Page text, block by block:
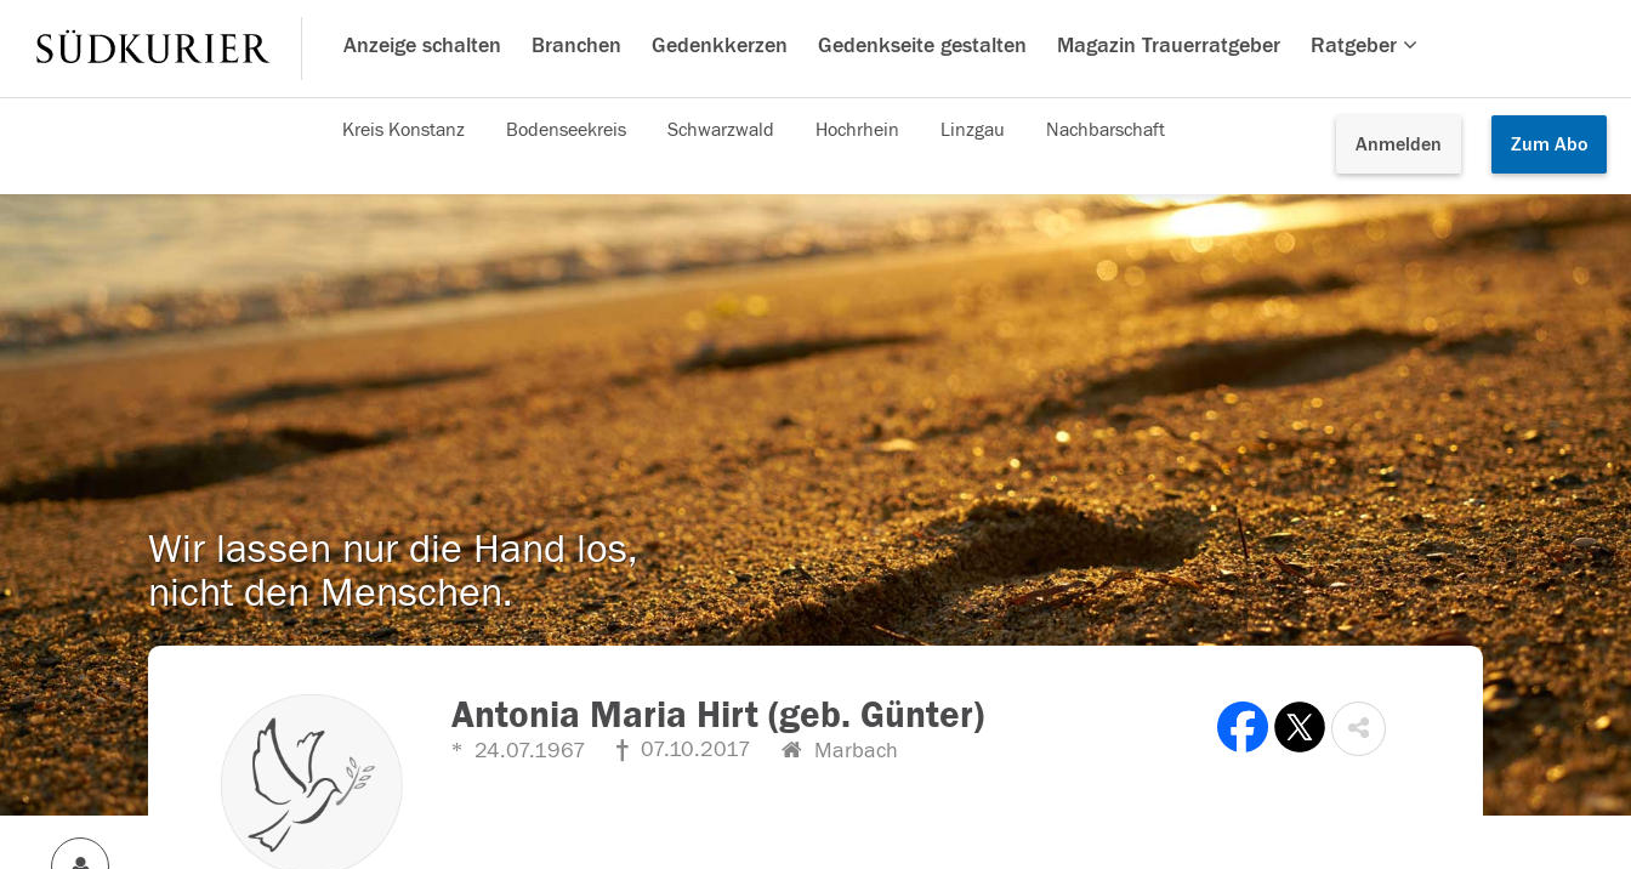
Anzeige schalten Branchen Gedenkkerzen Gedenkseite gestalten Magazin Trauerratgeber Ratgeber
Anmelden Zum Abo
Kreis Konstanz Bodenseekreis Schwarzwald Hochrhein Linzgau Nachbarschaft
Wir lassen nur die Hand los,
nicht den Menschen.
Antonia Maria Hirt (geb. Günter)
24.07.1967 07.10.2017 Marbach